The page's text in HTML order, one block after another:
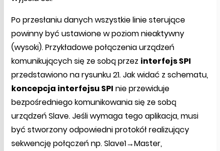
Po przesłaniu danych wszystkie linie sterujące
powinny być ustawione w poziom nieaktywny
(wysoki). Przykładowe połączenia urządzeń
komunikujących się ze sobą przez interfejs SPI
przedstawiono na rysunku 21. Jak widać z schematu,
koncepcja interfejsu SPI nie przewiduje
bezpośredniego komunikowania się ze sobą
urządzeń Slave. Jeśli wymaga tego aplikacja, musi
być stworzony odpowiedni protokół realizujący
sekwencję połączeń np. Slave1→Master,